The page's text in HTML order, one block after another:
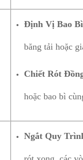
Định Vị Bao Bì
băng tải hoặc
Chiết Rót
hoặc bao bì
Ngắt Quy